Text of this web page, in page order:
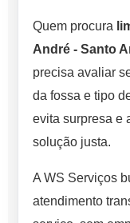
Quem procura
André - Santo
precisa avaliar
da fossa e tipo
evita surpresa e
solução justa.
A WS Serviços
atendimento